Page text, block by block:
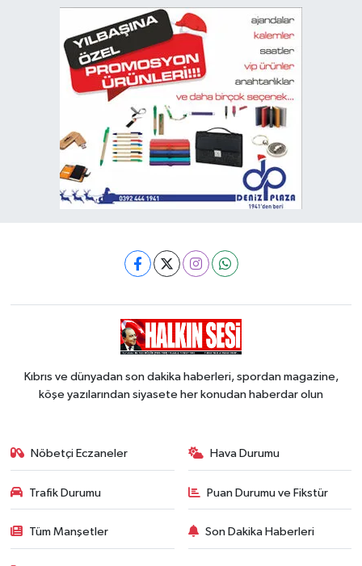
Kıbrıs ve dünyadan son dakika haberleri, spordan magazine,
köşe yazılarından siyasete her konudan haberdar olun
Nöbetçi Eczaneler Hava Durumu
Trafik Durumu Puan Durumu ve Fikstür
Tüm Manşetler Son Dakika Haberleri